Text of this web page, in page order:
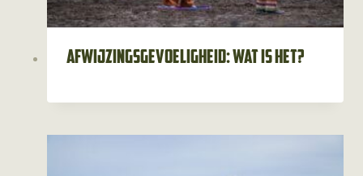
Afwijzingsgevoeligheid: wat is het?